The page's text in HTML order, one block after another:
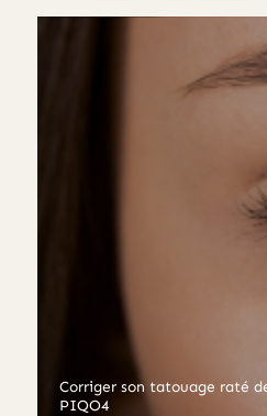
Corriger son tatouage raté
PIQO4